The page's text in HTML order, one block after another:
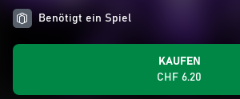
Benötigt ein Spiel
KAUFEN
CHF 6.20